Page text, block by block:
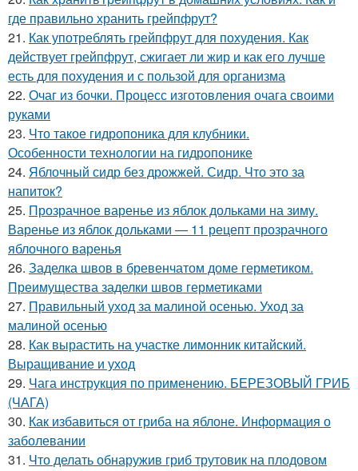
где правильно хранить грейпфрут?
21. Как употреблять грейпфрут для похудения. Как
действует грейпфрут, сжигает ли жир и как его лучше
есть для похудения и с пользой для организма
22. Очаг из бочки. Процесс изготовления очага своими
руками
23. Что такое гидропоника для клубники.
Особенности технологии на гидропонике
24. Яблочный сидр без дрожжей. Сидр. Что это за
напиток?
25. Прозрачное варенье из яблок дольками на зиму.
Варенье из яблок дольками — 11 рецепт прозрачного
яблочного варенья
26. Заделка швов в бревенчатом доме герметиком.
Преимущества заделки швов герметиками
27. Правильный уход за малиной осенью. Уход за
малиной осенью
28. Как вырастить на участке лимонник китайский.
Выращивание и уход
29. Чага инструкция по применению. БЕРЕЗОВЫЙ ГРИБ
(ЧАГА)
30. Как избавиться от гриба на яблоне. Информация о
заболевании
31. Что делать обнаружив гриб трутовик на плодовом